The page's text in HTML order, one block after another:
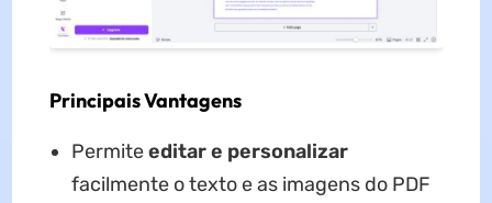
Principais Vantagens
Permiteeditar e personalizar
facilmente o texto e as imagens do PDF